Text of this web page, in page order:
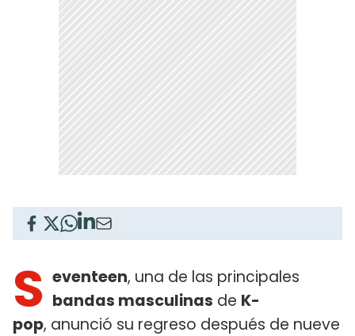
S eventeen, una de las principales
bandas masculinas de K-
pop, anunció su regreso después de nueve